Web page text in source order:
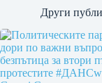
Други